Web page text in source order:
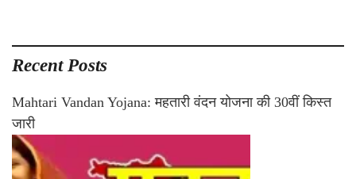
Recent Posts
Mahtari Vandan Yojana: महतारी वंदन योजना की 30वीं किस्त
जारी